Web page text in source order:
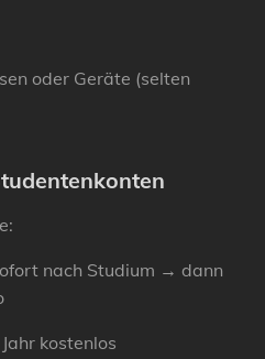
oder Geräte (selten
nach Studium → dann
kostenlos